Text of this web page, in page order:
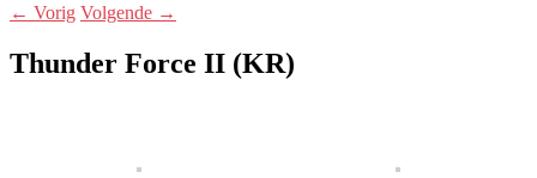
← Vorig Volgende →
Thunder Force II (KR)